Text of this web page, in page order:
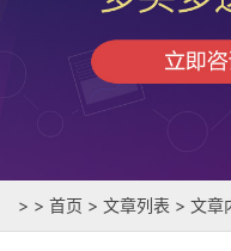
> > 首页 > 文章列表 > 文章